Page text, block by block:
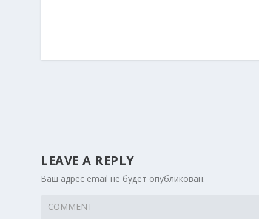
LEAVE A REPLY
Ваш адрес email не будет опубликован.